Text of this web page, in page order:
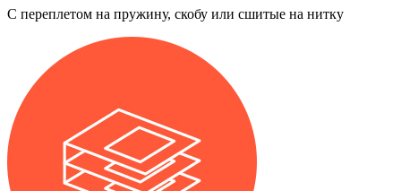
С переплетом на пружину, скобу или сшитые на нитку